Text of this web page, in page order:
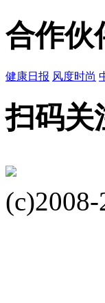
合作伙
健康日报 风度时尚
扫码关